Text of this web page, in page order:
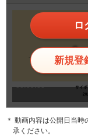
ロ
新規登
＊ 動画内容は公開日当時
承ください。